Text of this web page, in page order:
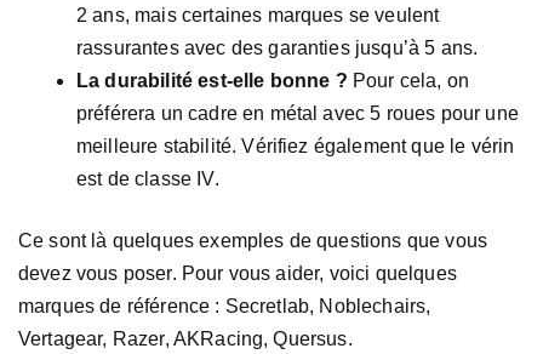
2 ans, mais certaines marques se veulent
rassurantes avec des garanties jusqu’à 5 ans.
La durabilité est-elle bonne ? Pour cela, on
préférera un cadre en métal avec 5 roues pour une
meilleure stabilité. Vérifiez également que le vérin
est de classe IV.
Ce sont là quelques exemples de questions que vous
devez vous poser. Pour vous aider, voici quelques
marques de référence : Secretlab, Noblechairs,
Vertagear, Razer, AKRacing, Quersus.